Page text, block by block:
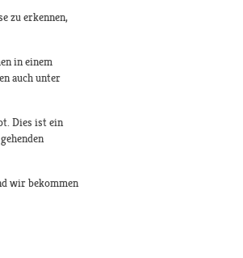
zu erkennen,
in einem
auch unter
Dies ist ein
wir bekommen